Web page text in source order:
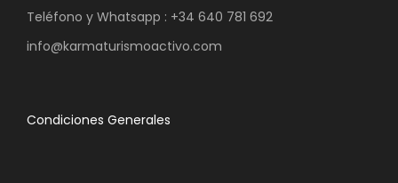
Teléfono y Whatsapp : +34 640 781 692
info@karmaturismoactivo.com
Condiciones Generales